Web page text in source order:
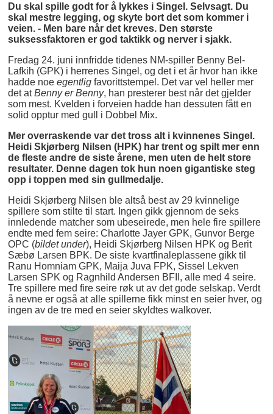
Du skal spille godt for å lykkes i Singel. Selvsagt. Du
skal mestre legging, og skyte bort det som kommer i
veien. - Men bare når det kreves. Den største
suksessfaktoren er god taktikk og nerver i sjakk.
Fredag 24. juni innfridde tidenes NM-spiller Benny Bel-
Lafkih (GPK) i herrenes Singel, og det i et år hvor han ikke
hadde noe egentlig favorittstempel. Det var vel heller mer
det atBenny er Benny, han presterer best når det gjelder
som mest. Kvelden i forveien hadde han dessuten fått en
solid opptur med gull i Dobbel Mix.
Mer overraskende var det tross alt i kvinnenes Singel.
Heidi Skjørberg Nilsen (HPK) har trent og spilt mer enn
de fleste andre de siste årene, men uten de helt store
resultater. Denne dagen tok hun noen gigantiske steg
opp i toppen med sin gullmedalje.
Heidi Skjørberg Nilsen ble altså best av 29 kvinnelige
spillere som stilte til start. Ingen gikk gjennom de seks
innledende matcher som ubeseirede, men hele fire spillere
endte med fem seire: Charlotte Jayer GPK, Gunvor Berge
OPC (bildet under), Heidi Skjørberg Nilsen HPK og Berit
Sæbø Larsen BPK. De siste kvartfinaleplassene gikk til
Ranu Homniam GPK, Maija Juva FPK, Sissel Lekven
Larsen SPK og Ragnhild Andersen BFII, alle med 4 seire.
Tre spillere med fire seire røk ut av det gode selskap. Verdt
å nevne er også at alle spillerne fikk minst en seier hver, og
ingen av de tre med en seier skyldtes walkover.